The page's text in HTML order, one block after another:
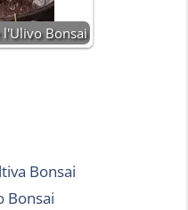
Bonsai
Bonsai
Bonsai